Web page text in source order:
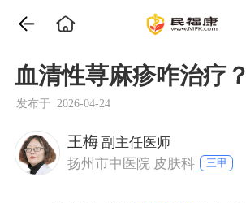
血清性荨麻疹咋治疗？
发布于 2026-04-24
王梅 副主任医师
扬州市中医院 皮肤科
三甲